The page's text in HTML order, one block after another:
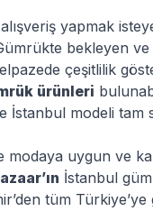
yapmak
Gümrükte bekleyen
çeşitlilik
ürünleri
İstanbul modeli tam
modaya uygun ve
İstanbul
tüm